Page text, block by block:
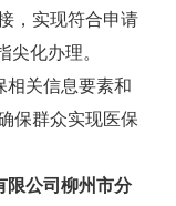
，实现符合申请
尖化办理。
相关信息要素和
保群众实现医保
限公司柳州市分